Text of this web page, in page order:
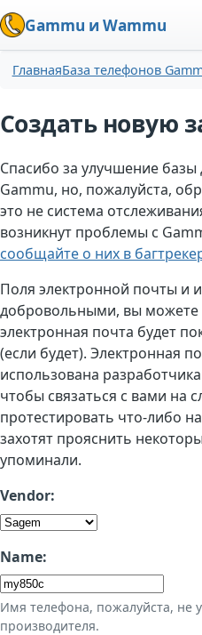
Gammu и Wammu
ГлавнаяБаза телефонов
Создать новую
Спасибо за улучшение
Gammu, но, пожалуйста,
это не система
возникнут проблемы с
сообщайте о них в
Поля электронной почты и
добровольными, вы можете
электронная почта будет
(если будет). Электронная
использована
чтобы связаться с вами на
протестировать что-либо
захотят прояснить
упоминали.
Vendor:
Name:
Имя телефона, пожалуйста, не
производителя.